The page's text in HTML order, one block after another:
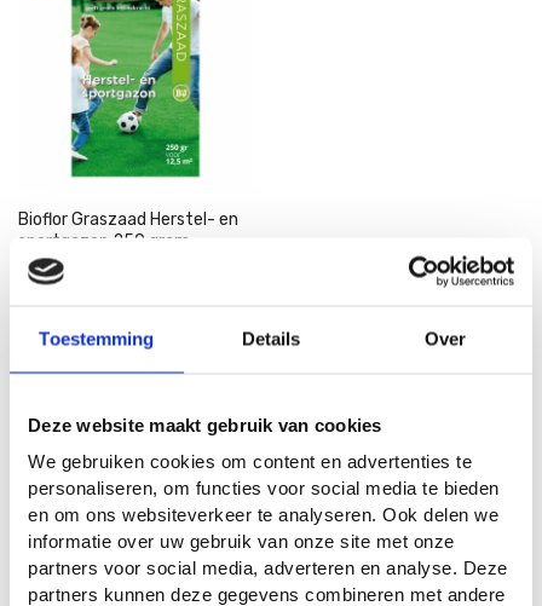
Toestemming Details Over
Deze website maakt gebruik van cookies
We gebruiken cookies om content en advertenties te
personaliseren, om functies voor social media te bieden
en om ons websiteverkeer te analyseren. Ook delen we
informatie over uw gebruik van onze site met onze
partners voor social media, adverteren en analyse. Deze
partners kunnen deze gegevens combineren met andere
Bioflor Graszaad Herstel- en
sportgazon 250 gram
645
1product